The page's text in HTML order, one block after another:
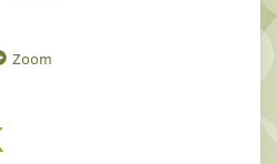
Zoom